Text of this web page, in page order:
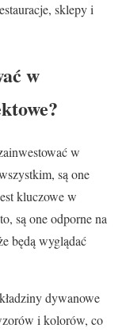
sklepy i
w
w
są one
kluczowe w
są one odporne na
będą wyglądać
dywanowe
i kolorów, co